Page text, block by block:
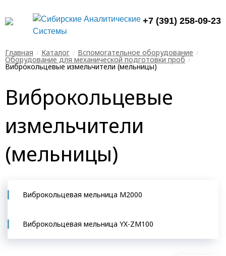
+7 (391) 258-09-23
Главная Каталог Вспомогательное оборудование
Оборудование для механической подготовки проб
Виброкольцевые измельчители (мельницы)
Виброкольцевые
измельчители
(мельницы)
Виброкольцевая мельница М2000
Виброкольцевая мельница YX-ZМ100